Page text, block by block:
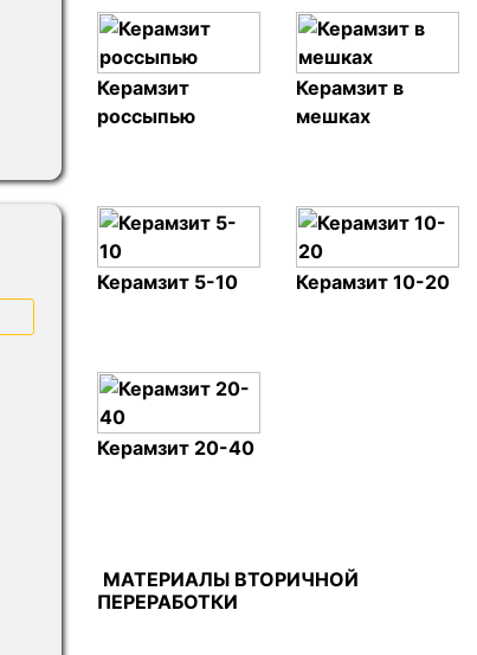
Керамзит
россыпью
Керамзит в
мешках
Керамзит 5-10 Керамзит 10-20
Керамзит 20-40
МАТЕРИАЛЫ ВТОРИЧНОЙ
ПЕРЕРАБОТКИ